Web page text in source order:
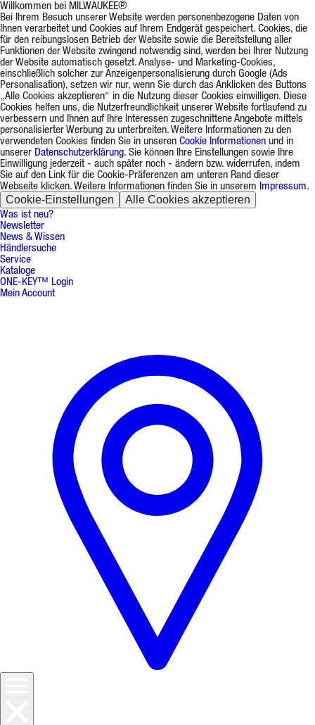
Willkommen bei MILWAUKEE®
Bei Ihrem Besuch unserer Website werden personenbezogene Daten von
Ihnen verarbeitet und Cookies auf Ihrem Endgerät gespeichert. Cookies, die
für den reibungslosen Betrieb der Website sowie die Bereitstellung aller
Funktionen der Website zwingend notwendig sind, werden bei Ihrer Nutzung
der Website automatisch gesetzt. Analyse- und Marketing-Cookies,
einschließlich solcher zur Anzeigenpersonalisierung durch Google (Ads
Personalisation), setzen wir nur, wenn Sie durch das Anklicken des Buttons
„Alle Cookies akzeptieren“ in die Nutzung dieser Cookies einwilligen. Diese
Cookies helfen uns, die Nutzerfreundlichkeit unserer Website fortlaufend zu
verbessern und Ihnen auf Ihre Interessen zugeschnittene Angebote mittels
personalisierter Werbung zu unterbreiten. Weitere Informationen zu den
verwendeten Cookies finden Sie in unseren Cookie Informationen und in
unserer Datenschutzerklärung. Sie können Ihre Einstellungen sowie Ihre
Einwilligung jederzeit - auch später noch - ändern bzw. widerrufen, indem
Sie auf den Link für die Cookie-Präferenzen am unteren Rand dieser
Webseite klicken. Weitere Informationen finden Sie in unserem Impressum.
Cookie-Einstellungen Alle Cookies akzeptieren
Was ist neu?
Newsletter
News & Wissen
Händlersuche
Service
Kataloge
ONE-KEY™ Login
Mein Account